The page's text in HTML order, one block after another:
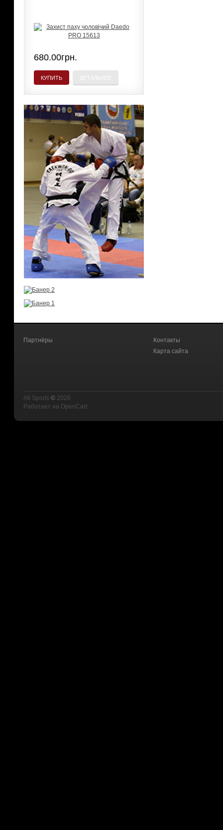
680.00грн.
КУПИТЬ
Партнёры
Контакты
Карта сайта
All Sports © 2026
Работает на OpenCart